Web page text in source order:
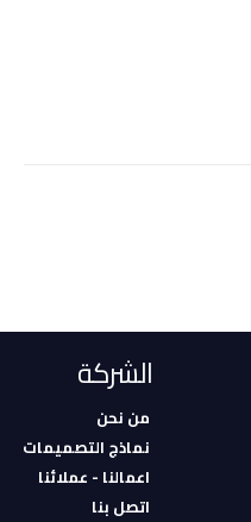
الشركة
من نحن
نماذج التصميمات
اعمالنا - عملائنا
اتصل بنا